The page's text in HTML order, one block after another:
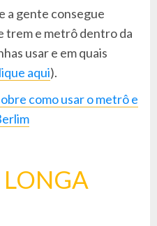
a gente consegue
trem e metrô dentro da
usar e em quais
aqui).
como usar o metrô e